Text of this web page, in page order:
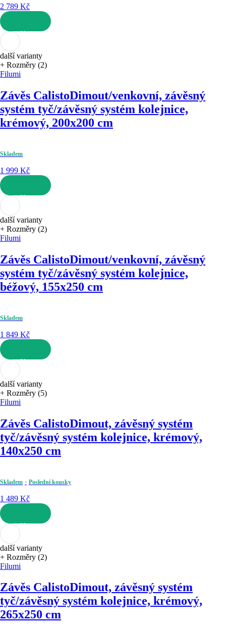
2 789 Kč
DO KOŠÍKU
další varianty
+ Rozměry (2)
Filumi
Závěs CalistoDimout/venkovní, závěsný
systém tyč/závěsný systém kolejnice,
krémový, 200x200 cm
Skladem
1 999 Kč
DO KOŠÍKU
další varianty
+ Rozměry (2)
Filumi
Závěs CalistoDimout/venkovní, závěsný
systém tyč/závěsný systém kolejnice,
béžový, 155x250 cm
Skladem
1 849 Kč
DO KOŠÍKU
další varianty
+ Rozměry (5)
Filumi
Závěs CalistoDimout, závěsný systém
tyč/závěsný systém kolejnice, krémový,
140x250 cm
Skladem Poslední kousky
1 489 Kč
DO KOŠÍKU
další varianty
+ Rozměry (2)
Filumi
Závěs CalistoDimout, závěsný systém
tyč/závěsný systém kolejnice, krémový,
265x250 cm